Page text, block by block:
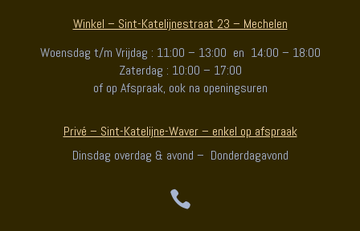
Winkel – Sint-Katelijnestraat 23 – Mechelen
Woensdag t/m Vrijdag : 11:00 – 13:00 en 14:00 – 18:00
Zaterdag : 10:00 – 17:00
of op Afspraak, ook na openingsuren
Privé – Sint-Katelijne-Waver – enkel op afspraak
Dinsdag overdag & avond – Donderdagavond
